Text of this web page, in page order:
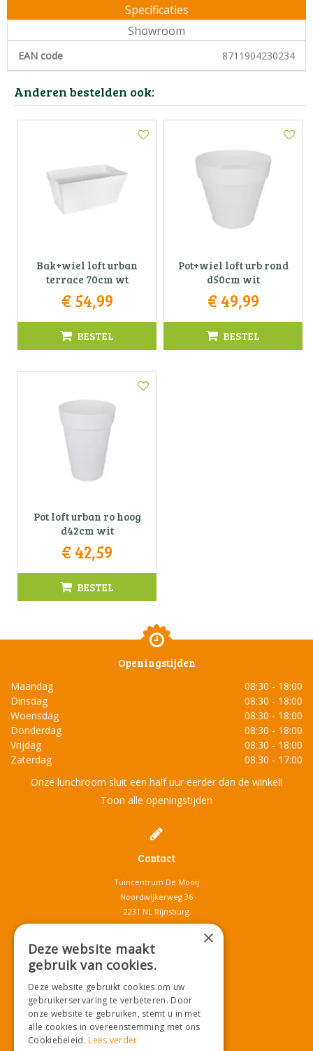
Specificaties
Showroom
EAN code 8711904230234
Anderen bestelden ook:
Bak+wiel loft urban
terrace 70cm wt
€ 54,99
BESTEL
Pot+wiel loft urb rond
d50cm wit
€ 49,99
BESTEL
Pot loft urban ro hoog
d42cm wit
€ 42,59
BESTEL
Openingstijden
Maandag
08:30 - 18:00
Dinsdag
08:30 - 18:00
Woensdag
08:30 - 18:00
Donderdag
08:30 - 18:00
Vrijdag
08:30 - 18:00
Zaterdag
08:30 - 17:00
Onze lunchroom sluit een half uur eerder dan de winkel!
Toon alle openingstijden
Contact
Tuincentrum De Mooij
Noordwijkerweg 36
2231 NL Rijnsburg
T.071-4080959
info@tuincentrumdemooij.nl
Download onze App!
×
Deze website maakt
gebruik van cookies.
Deze website gebruikt cookies om uw
gebruikerservaring te verbeteren. Door
onze website te gebruiken, stemt u in met
alle cookies in overeenstemming met ons
Cookiebeleid.Lees verder